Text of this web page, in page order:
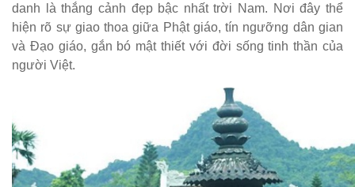
danh là thắng cảnh đẹp bậc nhất trời Nam. Nơi đây thể
hiện rõ sự giao thoa giữa Phật giáo, tín ngưỡng dân gian
và Đạo giáo, gắn bó mật thiết với đời sống tinh thần của
người Việt.